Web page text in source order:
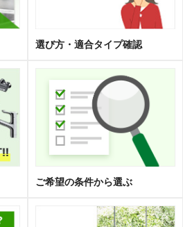
選び方・適合タイプ確認
ご希望の条件から選ぶ